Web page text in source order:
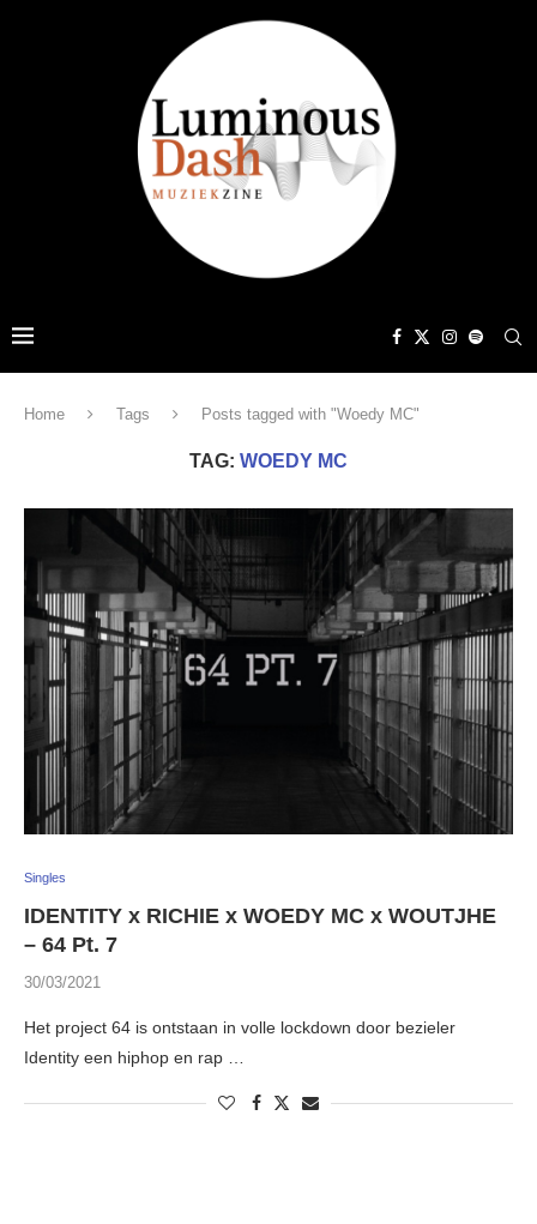
Home Tags Posts tagged with "Woedy MC"
TAG: WOEDY MC
Singles
IDENTITY x RICHIE x WOEDY MC x WOUTJHE
– 64 Pt. 7
30/03/2021
Het project 64 is ontstaan in volle lockdown door bezieler
Identity een hiphop en rap …